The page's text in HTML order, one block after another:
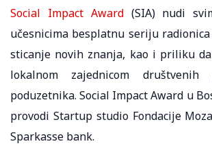
Social Impact Award(SIA) nudi
učesnicima besplatnu seriju
sticanje novih znanja, kao i priliku
lokalnom zajednicom društvenih
poduzetnika. Social Impact Award u
provodi Startup studio Fondacije
Sparkasse bank.